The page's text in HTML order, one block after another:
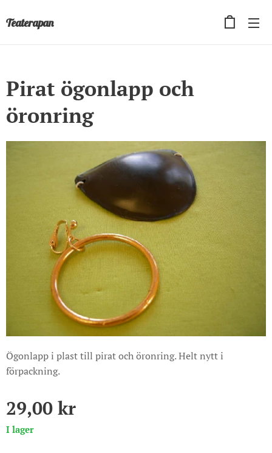
Teaterapan
Pirat ögonlapp och
öronring
Ögonlapp i plast till pirat och öronring. Helt nytt i
förpackning.
29,00 kr
I lager